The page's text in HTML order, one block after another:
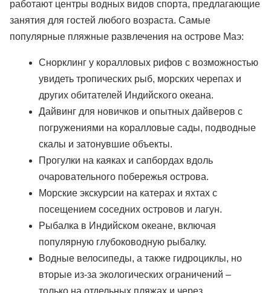
работают центры водных видов спорта, предлагающие
занятия для гостей любого возраста. Самые
популярные пляжные развлечения на острове Маэ:
Снорклинг у коралловых рифов с возможностью
увидеть тропических рыб, морских черепах и
других обитателей Индийского океана.
Дайвинг для новичков и опытных дайверов с
погружениями на коралловые сады, подводные
скалы и затонувшие объекты.
Прогулки на каяках и сапбордах вдоль
очаровательного побережья острова.
Морские экскурсии на катерах и яхтах с
посещением соседних островов и лагун.
Рыбалка в Индийском океане, включая
популярную глубоководную рыбалку.
Водные велосипеды, а также гидроциклы, но
вторые из-за экологических ограничений –
только на отдельных пляжах и через